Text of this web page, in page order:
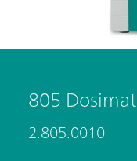
805 Dosimat
2.805.0010